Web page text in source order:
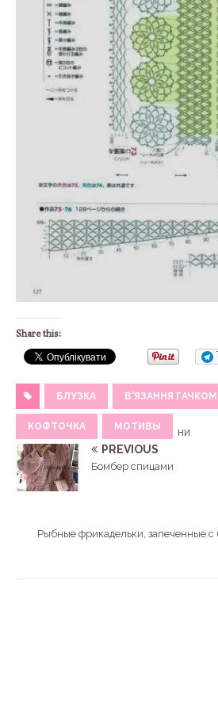
Share this:
БЛУЗКА В'ЯЗАННЯ ГАЧКОМ
КОФТОЧКА МОТИВЫ
ни
PREVIOUS
Бомбер спицами
Рыбные фрикадельки, запеченные с